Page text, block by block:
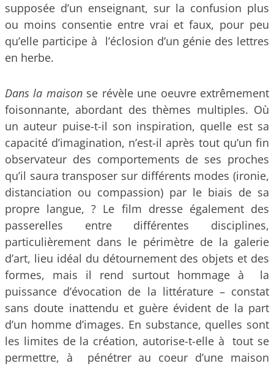
supposée d’un enseignant, sur la confusion plus
ou moins consentie entre vrai et faux, pour peu
qu’elle participe à l’éclosion d’un génie des lettres
en herbe.
Dans la maisonse révèle une oeuvre extrêmement
foisonnante, abordant des thèmes multiples. Où
un auteur puise-t-il son inspiration, quelle est sa
capacité d’imagination, n’est-il après tout qu’un fin
observateur des comportements de ses proches
qu’il saura transposer sur différents modes (ironie,
distanciation ou compassion) par le biais de sa
propre langue, ? Le film dresse également des
passerelles entre différentes disciplines,
particulièrement dans le périmètre de la galerie
d’art, lieu idéal du détournement des objets et des
formes, mais il rend surtout hommage à la
puissance d’évocation de la littérature – constat
sans doute inattendu et guère évident de la part
d’un homme d’images. En substance, quelles sont
les limites de la création, autorise-t-elle à tout se
permettre, à pénétrer au coeur d’une maison